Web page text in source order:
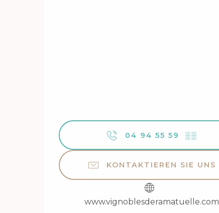
04 94 55 59 ▒▒
KONTAKTIEREN SIE UNS
www.vignoblesderamatuelle.com